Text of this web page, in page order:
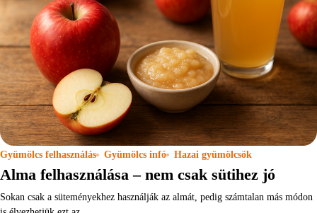
Gyümölcs felhasználás Gyümölcs infó Hazai gyümölcsök
Alma felhasználása – nem csak sütihez jó
Sokan csak a süteményekhez használják az almát, pedig számtalan más módon